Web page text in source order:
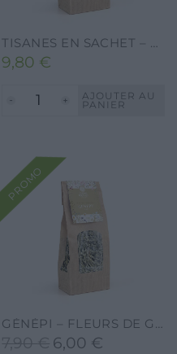
9,80 €
AJOUTER AU
PANIER
PROMO
GÉNÉPI – FLEURS DE GÉNÉPI SÉCHÉES POUR LIQUEUR-10G.
Le
6,00 €